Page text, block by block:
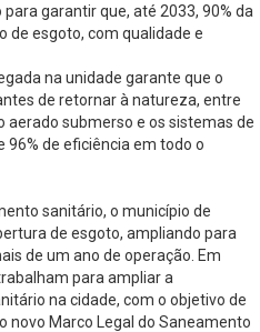
garantir que, até 2033, 90% da
de esgoto, com qualidade e
na unidade garante que o
de retornar à natureza, entre
submerso e os sistemas de
de eficiência em todo o
sanitário, o município de
de esgoto, ampliando para
de um ano de operação. Em
para ampliar a
na cidade, com o objetivo de
novo Marco Legal do Saneamento